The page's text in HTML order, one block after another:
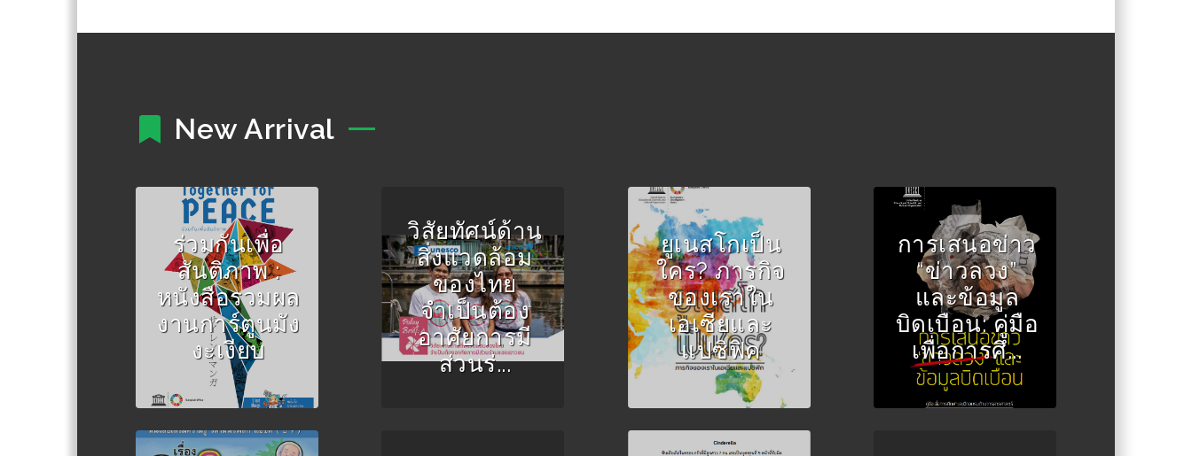
New Arrival
ร่วมกันเพื่อ
สันติภาพ :
หนังสือรวมผล
งานการ์ตูนมัง
งะเงียบ
Author :Walden
Schertz, Jeremy
Clay and
Ussavasodhi,
Santibhap ภาพ
การ์ตูนโดย ศิลปินผู้เข้า
ร่วมประกวดในงาน
SILENT MANGA
AUDITION® ครั้งที่ 13
วิสัยทัศน์ด้าน
สิ่งแวดล้อม
ของไทย
จำเป็นต้อง
อาศัยการมี
ส่วนร่...
Author :UNESCO
and UNICEF
ยูเนสโกเป็น
ใคร? ภารกิจ
ของเราใน
เอเซียและ
แปซิฟิค
Author :UNESCO
Bangkok
การเสนอข่าว
“ข่าวลวง”
และข้อมูล
บิดเบือน: คู่มือ
เพื่อการศึ...
Author :องค์การยูเนส